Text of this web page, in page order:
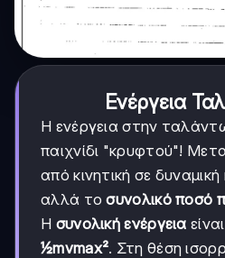
Ενέργεια
Η ενέργεια στην
παιχνίδι "κρυφτού"!
από κινητική σε
αλλά τοσυνολικό ποσό
Η συνολική ενέργεια είναι
½mvmax². Στη θέση